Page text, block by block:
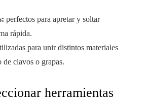
perfectos para apretar y soltar
rápida.
para unir distintos materiales
de clavos o grapas.
herramientas